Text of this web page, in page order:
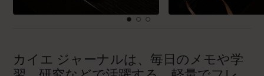
カイエ ジャーナルは、毎日のメモや学